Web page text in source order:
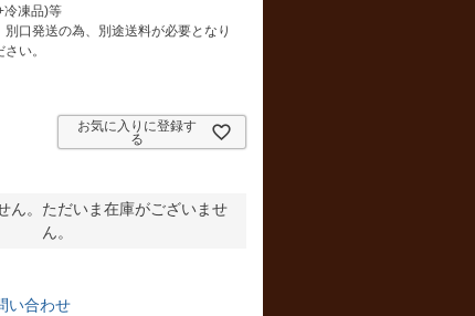
須
冷凍品)等
別口発送の為、別途送料が必要となり
い。
お気に入りに登録す
る
ん。ただいま在庫がございませ
ん。
い合わせ